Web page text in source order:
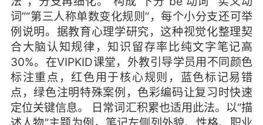
词”“第三人称单数变化规则”，每个小分支还可举
例说明。据教育心理学研究，这种视觉化整理契
合大脑认知规律，知识留存率比纯文字笔记高
30%。在VIPKID课堂，外教引导学员用不同颜色
标注重点，红色用于核心规则，蓝色标记易错
点，绿色注明特殊案例，色彩编码让复习时快速
定位关键信息。 日常词汇积累也适用此法。以“描